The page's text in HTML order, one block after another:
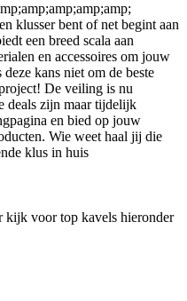
klusser bent of net begint aan
een breed scala aan
en accessoires om jouw
kans niet om de beste
De veiling is nu
deals zijn maar tijdelijk
en bied op jouw
Wie weet haal jij die
klus in huis
kijk voor top kavels hieronder